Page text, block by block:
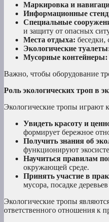
Маркировка и
Информационные
Специальные
и защиту от опасных
Места отдыха: беседки,
Экологические
Мусорные контейнеры:
Важно, чтобы оборудование
Роль экологических троп в
Экологические тропы играют
Увидеть красоту и
формирует бережное
Получить знания об
функционируют
Научиться правилам
окружающей среде.
Принять участие в
мусора, посадке
Экологические тропы
ответственного отношения к